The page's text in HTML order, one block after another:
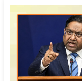
बि
द्यो